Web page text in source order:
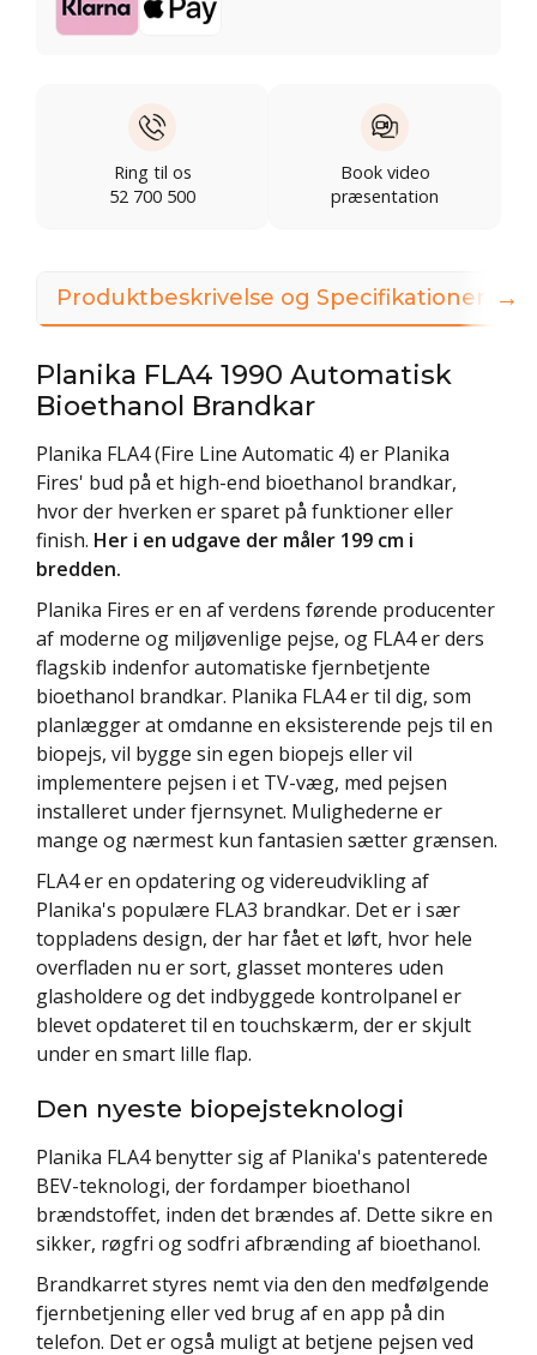
Ring til os
52 700 500
Book video
præsentation
Produktbeskrivelse og Specifikationer
Planika FLA4 1990 Automatisk
Bioethanol Brandkar
Planika FLA4 (Fire Line Automatic 4) er Planika
Fires' bud på et high-end bioethanol brandkar,
hvor der hverken er sparet på funktioner eller
finish. Her i en udgave der måler 199 cm i
bredden.
Planika Fires er en af verdens førende producenter
af moderne og miljøvenlige pejse, og FLA4 er ders
flagskib indenfor automatiske fjernbetjente
bioethanol brandkar. Planika FLA4 er til dig, som
planlægger at omdanne en eksisterende pejs til en
biopejs, vil bygge sin egen biopejs eller vil
implementere pejsen i et TV-væg, med pejsen
installeret under fjernsynet. Mulighederne er
mange og nærmest kun fantasien sætter grænsen.
FLA4 er en opdatering og videreudvikling af
Planika's populære FLA3 brandkar. Det er i sær
toppladens design, der har fået et løft, hvor hele
overfladen nu er sort, glasset monteres uden
glasholdere og det indbyggede kontrolpanel er
blevet opdateret til en touchskærm, der er skjult
under en smart lille flap.
Den nyeste biopejsteknologi
Planika FLA4 benytter sig af Planika's patenterede
BEV-teknologi, der fordamper bioethanol
brændstoffet, inden det brændes af. Dette sikre en
sikker, røgfri og sodfri afbrænding af bioethanol.
Brandkarret styres nemt via den den medfølgende
fjernbetjening eller ved brug af en app på din
telefon. Det er også muligt at betjene pejsen ved
→